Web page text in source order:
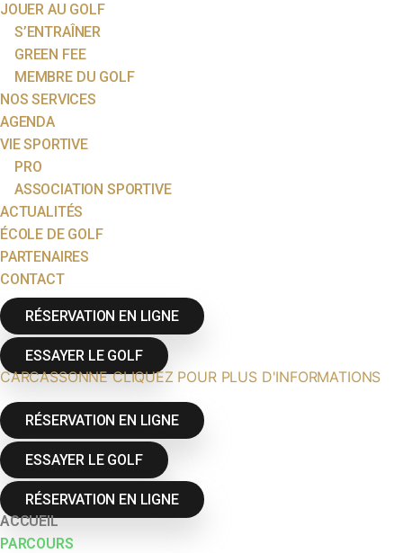
JOUER AU GOLF
S’ENTRAÎNER
GREEN FEE
MEMBRE DU GOLF
NOS SERVICES
AGENDA
VIE SPORTIVE
PRO
ASSOCIATION SPORTIVE
ACTUALITÉS
ÉCOLE DE GOLF
PARTENAIRES
CONTACT
RÉSERVATION EN LIGNE
ESSAYER LE GOLF
CARCASSONNE CLIQUEZ POUR PLUS D'INFORMATIONS
RÉSERVATION EN LIGNE
ESSAYER LE GOLF
RÉSERVATION EN LIGNE
ACCUEIL
PARCOURS